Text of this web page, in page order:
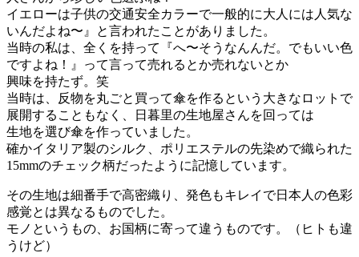
イエローは子供の交通安全カラーで一般的に大人には人気な
いんだよね〜』と言われたことがありました。
当時の私は、全くを持って『へ〜そうなんんだ。でもいい色
ですよね！』って言って売れるとか売れないとか
興味を持たず。笑
当時は、反物を丸ごと買って傘を作るという大きなロットで
展開することもなく、日暮里の生地屋さんを回っては
生地を選び傘を作っていました。
確かイタリア製のシルク、ポリエステルの先染めで織られた
15mmのチェック柄だったように記憶しています。
その生地は細番手で高密織り、発色もキレイで日本人の色彩
感覚とは異なるものでした。
モノというもの、お国柄に寄って違うものです。（ヒトも違
うけど）